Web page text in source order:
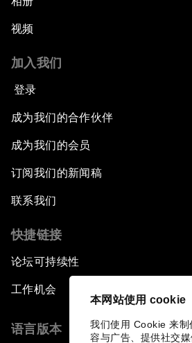
本网站使用 cookie
我们使用 Cookie 来制
容与广告、提供社交
视频
加入我们
登录
成为我们的合作伙伴
成为我们的会员
订阅我们的新闻稿
联系我们
快捷链接
论坛可持续性
工作机会
语言版本